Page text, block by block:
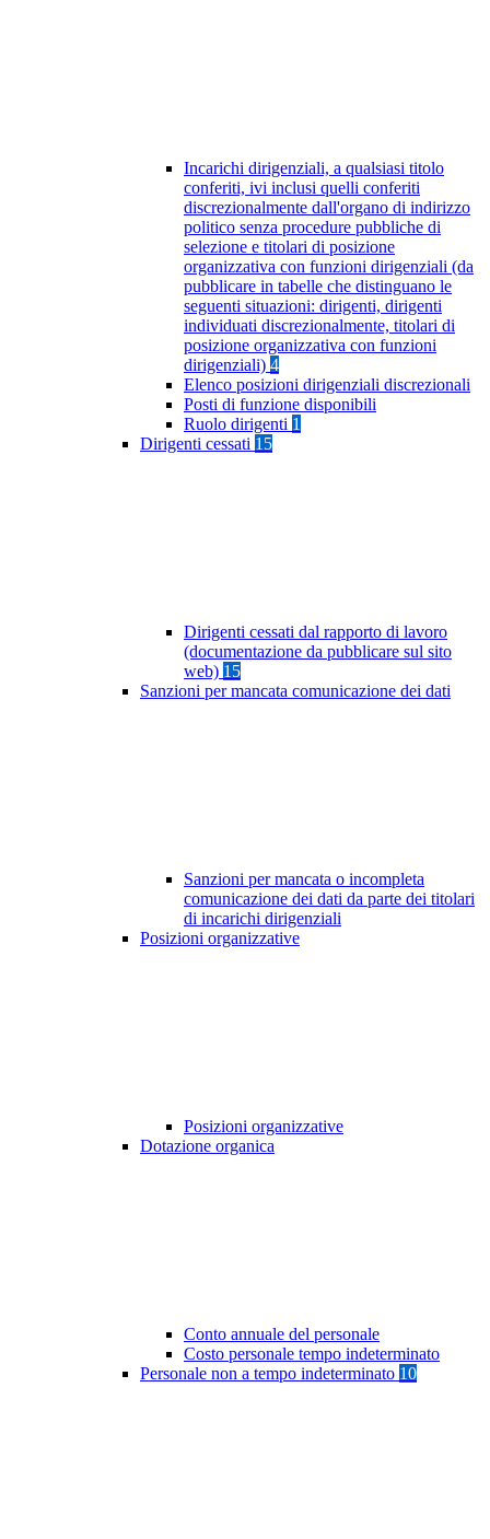
Incarichi dirigenziali, a qualsiasi titolo
conferiti, ivi inclusi quelli conferiti
discrezionalmente dall'organo di indirizzo
politico senza procedure pubbliche di
selezione e titolari di posizione
organizzativa con funzioni dirigenziali (da
pubblicare in tabelle che distinguano le
seguenti situazioni: dirigenti, dirigenti
individuati discrezionalmente, titolari di
posizione organizzativa con funzioni
dirigenziali) 4
Elenco posizioni dirigenziali discrezionali
Posti di funzione disponibili
Ruolo dirigenti 1
Dirigenti cessati 15
Dirigenti cessati dal rapporto di lavoro
(documentazione da pubblicare sul sito
web) 15
Sanzioni per mancata comunicazione dei dati
Sanzioni per mancata o incompleta
comunicazione dei dati da parte dei titolari
di incarichi dirigenziali
Posizioni organizzative
Posizioni organizzative
Dotazione organica
Conto annuale del personale
Costo personale tempo indeterminato
Personale non a tempo indeterminato 10